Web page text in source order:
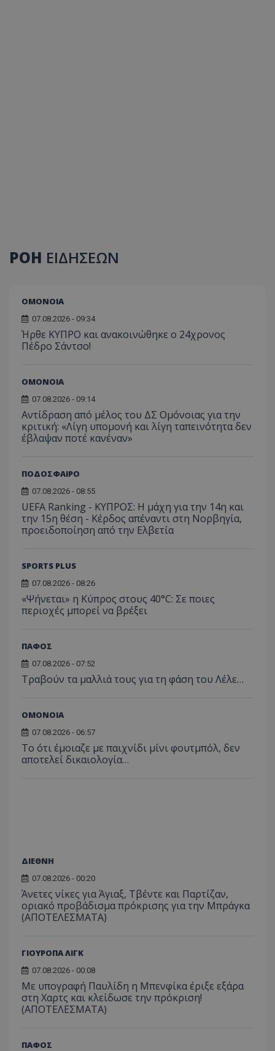
ΡΟΗ ΕΙΔΗΣΕΩΝ
ΟΜΟΝΟΙΑ
07.08.2026 - 09:34
Ήρθε ΚΥΠΡΟ και ανακοινώθηκε ο 24χρονος
Πέδρο Σάντσο!
ΟΜΟΝΟΙΑ
07.08.2026 - 09:14
Αντίδραση από μέλος του ΔΣ Ομόνοιας για την
κριτική: «Λίγη υπομονή και λίγη ταπεινότητα δεν
έβλαψαν ποτέ κανέναν»
ΠΟΔΟΣΦΑΙΡΟ
07.08.2026 - 08:55
UEFA Ranking - ΚΥΠΡΟΣ: Η μάχη για την 14η και
την 15η θέση - Κέρδος απέναντι στη Νορβηγία,
προειδοποίηση από την Ελβετία
SPORTS PLUS
07.08.2026 - 08:26
«Ψήνεται» η Κύπρος στους 40°C: Σε ποιες
περιοχές μπορεί να βρέξει
ΠΑΦΟΣ
07.08.2026 - 07:52
Τραβούν τα μαλλιά τους για τη φάση του Λέλε…
ΟΜΟΝΟΙΑ
07.08.2026 - 06:57
Το ότι έμοιαζε με παιχνίδι μίνι φουτμπόλ, δεν
αποτελεί δικαιολογία…
ΔΙΕΘΝΗ
07.08.2026 - 00:20
Άνετες νίκες για Άγιαξ, Τβέντε και Παρτίζαν,
οριακό προβάδισμα πρόκρισης για την Μπράγκα
(ΑΠΟΤΕΛΕΣΜΑΤΑ)
ΓΙΟΥΡΟΠΑ ΛΙΓΚ
07.08.2026 - 00:08
Με υπογραφή Παυλίδη η Μπενφίκα έριξε εξάρα
στη Χαρτς και κλείδωσε την πρόκριση!
(ΑΠΟΤΕΛΕΣΜΑΤΑ)
ΠΑΦΟΣ